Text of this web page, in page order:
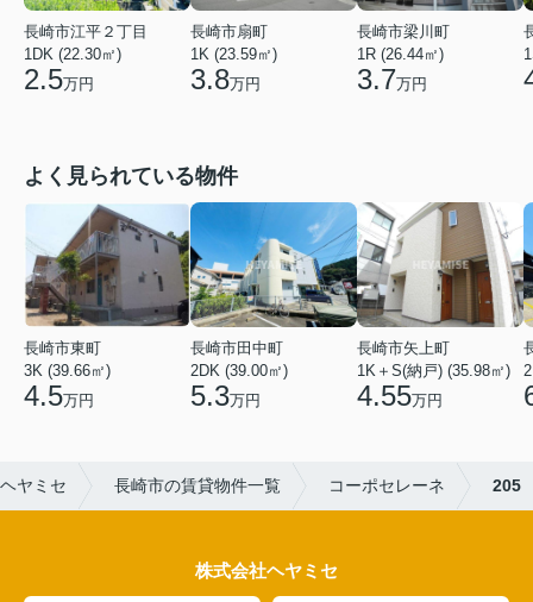
長崎市江平２丁目
1DK (22.30㎡)
2.5万円
長崎市扇町
1K (23.59㎡)
3.8万円
長崎市梁川町
1R (26.44㎡)
3.7万円
よく見られている物件
長崎市東町
3K (39.66㎡)
4.5万円
長崎市田中町
2DK (39.00㎡)
5.3万円
長崎市矢上町
1K＋S(納戸) (35.98㎡)
4.55万円
ヤミセ 長崎市の賃貸物件一覧 コーポセレーネ 205
株式会社ヘヤミセ